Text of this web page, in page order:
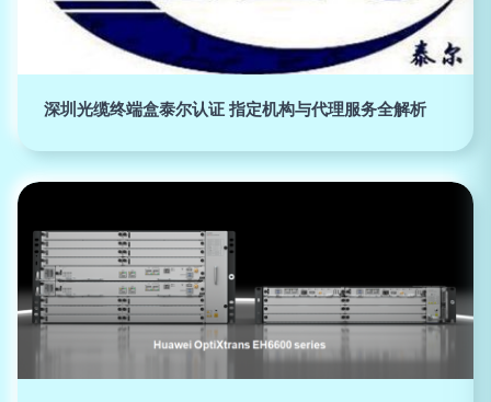
深圳光缆终端盒泰尔认证 指定机构与代理服务全解析